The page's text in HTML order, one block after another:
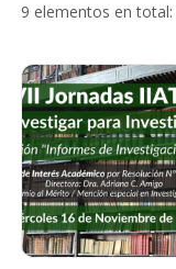
9 elementos en total: